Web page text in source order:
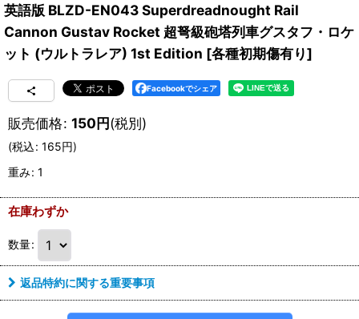
英語版 BLZD-EN043 Superdreadnought Rail
Cannon Gustav Rocket 超弩級砲塔列車グスタフ・ロケ
ット (ウルトラレア) 1st Edition [各種初期傷有り]
Facebookでシェア
販売価格: 150円(税別)
(税込: 165円)
重み: 1
在庫わずか
数量:
返品特約に関する重要事項